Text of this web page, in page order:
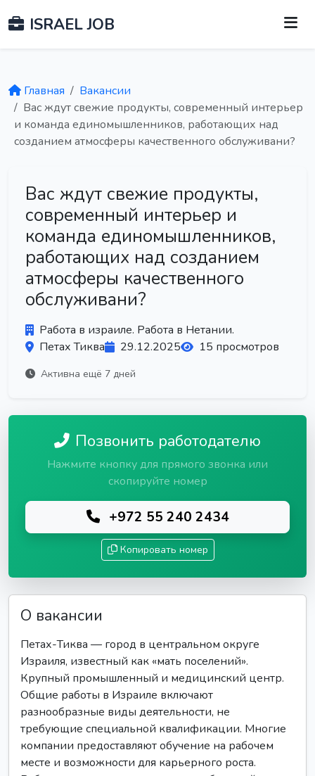
ISRAEL JOB
Главная
Вакансии
Вас ждут свежие продукты, современный интерьер
и команда единомышленников, работающих над
созданием атмосферы качественного обслуживани?
Вас ждут свежие продукты,
современный интерьер и
команда единомышленников,
работающих над созданием
атмосферы качественного
обслуживани?
Работа в израиле. Работа в Нетании.
Петах Тиква
29.12.2025 15 просмотров
Активна ещё 7 дней
Позвонить работодателю
Нажмите кнопку для прямого звонка или
скопируйте номер
+972 55 240 2434
Копировать номер
О вакансии
Петах-Тиква — город в центральном округе
Израиля, известный как «мать поселений».
Крупный промышленный и медицинский центр.
Общие работы в Израиле включают
разнообразные виды деятельности, не
требующие специальной квалификации. Многие
компании предоставляют обучение на рабочем
месте и возможности для карьерного роста.